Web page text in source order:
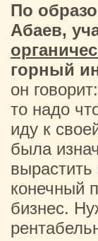
По
Абаев,
горный
он
то надо
иду к
была
вырастить
конечный
бизнес.